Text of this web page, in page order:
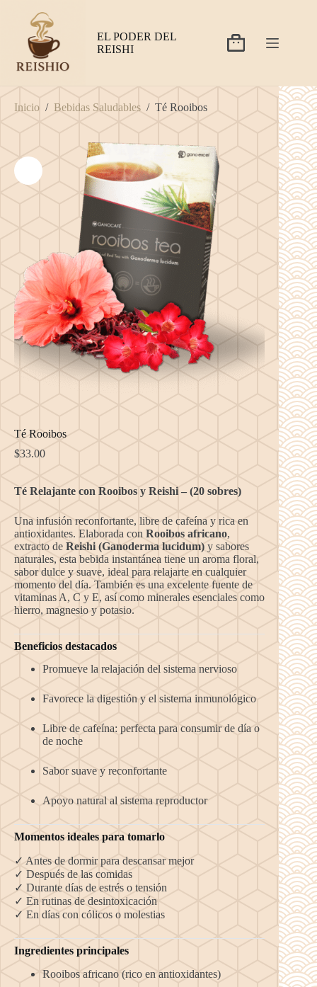
contenido
EL PODER DEL
REISHI
Carro
Inicio / Bebidas Saludables / Té Rooibos
Té Rooibos
$33.00
Té Relajante con Rooibos y Reishi – (20 sobres)
Una infusión reconfortante, libre de cafeína y rica en
antioxidantes. Elaborada con Rooibos africano,
extracto de Reishi (Ganoderma lucidum) y sabores
naturales, esta bebida instantánea tiene un aroma floral,
sabor dulce y suave, ideal para relajarte en cualquier
momento del día. También es una excelente fuente de
vitaminas A, C y E, así como minerales esenciales como
hierro, magnesio y potasio.
Beneficios destacados
Promueve la relajación del sistema nervioso
Favorece la digestión y el sistema inmunológico
Libre de cafeína: perfecta para consumir de día o
de noche
Sabor suave y reconfortante
Apoyo natural al sistema reproductor
Momentos ideales para tomarlo
✓ Antes de dormir para descansar mejor
✓ Después de las comidas
✓ Durante días de estrés o tensión
✓ En rutinas de desintoxicación
✓ En días con cólicos o molestias
Ingredientes principales
Rooibos africano (rico en antioxidantes)